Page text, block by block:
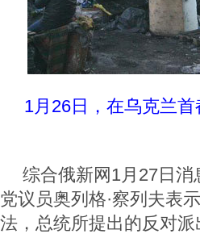
1月26日，在乌克兰
综合俄新网1月27日消
党议员奥列格·察列夫表
法，总统所提出的反对